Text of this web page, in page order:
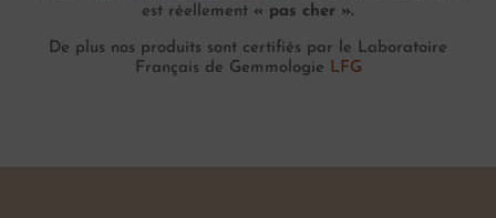
est réellement « pas cher ».
De plus nos produits sont certifiés par le Laboratoire
Français de Gemmologie LFG